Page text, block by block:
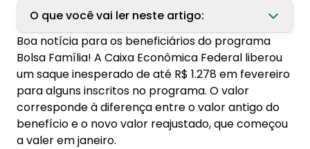
O que você vai ler neste artigo:
1. Para saber se você tem direito ao saque,
siga estes passos:
2. Se você tiver direito ao saque, siga estes
passos para desbloquear o dinheiro:
3. Importante
Boa notícia para os beneficiários do programa
Bolsa Família! A Caixa Econômica Federal liberou
um saque inesperado de até R$ 1.278 em fevereiro
para alguns inscritos no programa. O valor
corresponde à diferença entre o valor antigo do
benefício e o novo valor reajustado, que começou
a valer em janeiro.